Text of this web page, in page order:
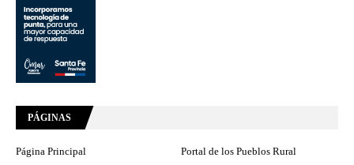
PÁGINAS
Página Principal Portal de los Pueblos Rural